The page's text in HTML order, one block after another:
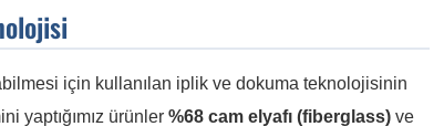
için kullanılan iplik ve dokuma teknolojisinin
yaptığımız ürünler %68 cam elyafı (fiberglass)ve